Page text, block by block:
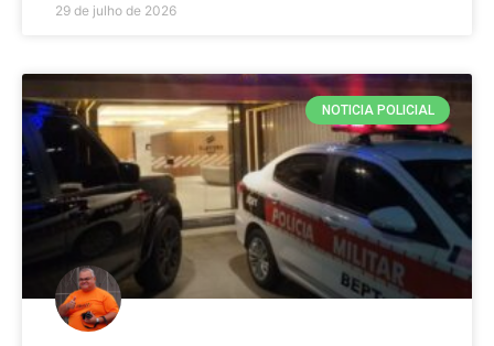
29 de julho de 2026
NOTICIA POLICIAL